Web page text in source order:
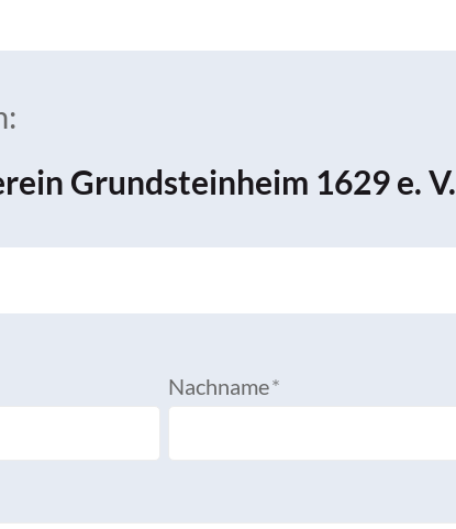
Grundsteinheim 1629 e. V.
Nachname*